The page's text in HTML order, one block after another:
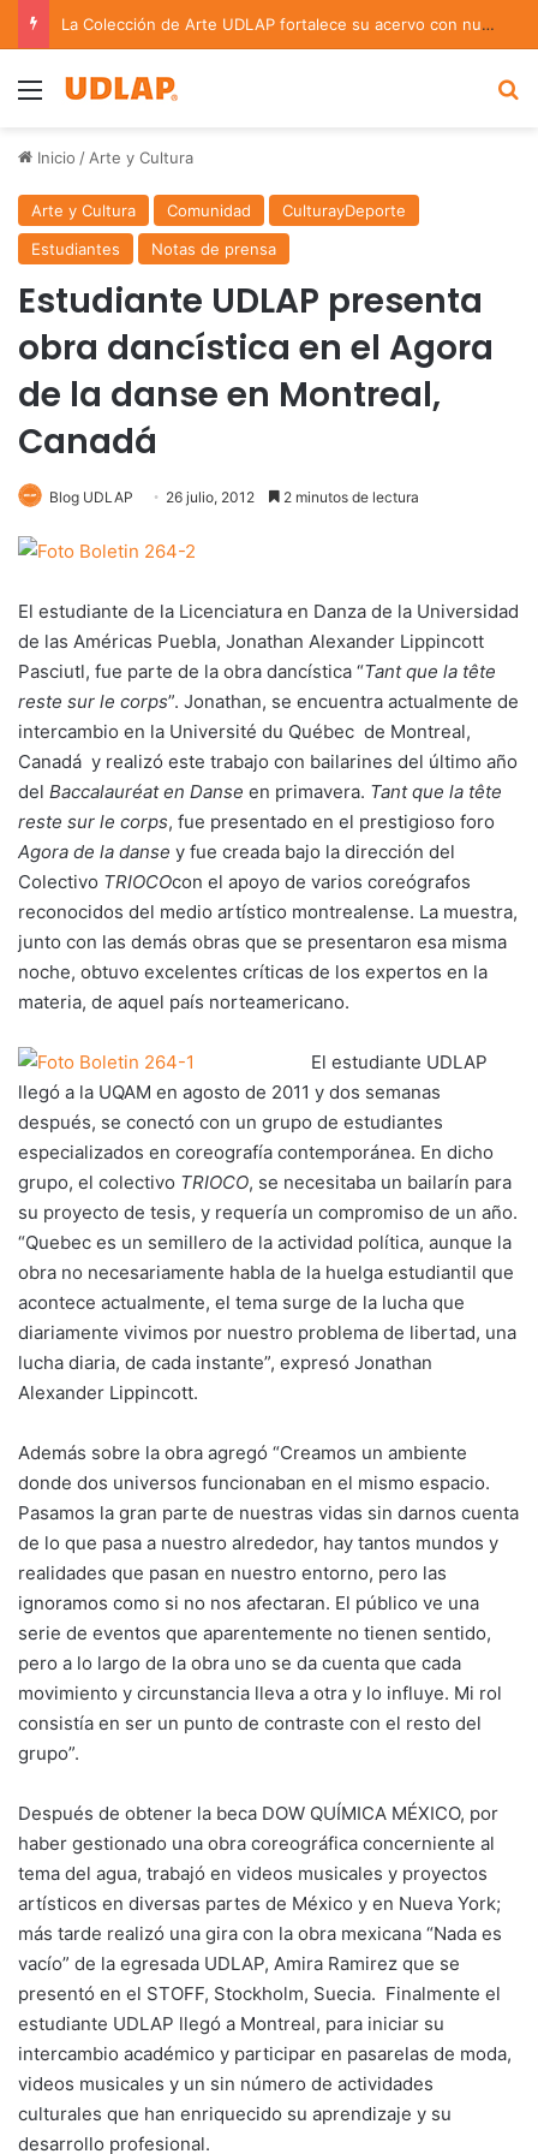
La Colección de Arte UDLAP fortalece su acervo con nuevas obras de artistas emergentes y consolidados
Menu
Inicio / Arte y Cultura
Arte y Cultura Comunidad
CulturayDeporte
Estudiantes
Notas de prensa
Estudiante UDLAP presenta
obra dancística en el Agora
de la danse en Montreal,
Canadá
Blog UDLAP 26 julio, 2012 2 minutos de lectura
El estudiante de la Licenciatura en Danza de la Universidad
de las Américas Puebla, Jonathan Alexander Lippincott
Pasciutl, fue parte de la obra dancística “Tant que la tête
reste sur le corps”. Jonathan, se encuentra actualmente de
intercambio en la Université du Québec de Montreal,
Canadá y realizó este trabajo con bailarines del último año
del Baccalauréat en Danse en primavera. Tant que la tête
reste sur le corps, fue presentado en el prestigioso foro
Agora de la danse y fue creada bajo la dirección del
Colectivo TRIOCOcon el apoyo de varios coreógrafos
reconocidos del medio artístico montrealense. La muestra,
junto con las demás obras que se presentaron esa misma
noche, obtuvo excelentes críticas de los expertos en la
materia, de aquel país norteamericano.
El estudiante UDLAP
llegó a la UQAM en agosto de 2011 y dos semanas
después, se conectó con un grupo de estudiantes
especializados en coreografía contemporánea. En dicho
grupo, el colectivo TRIOCO, se necesitaba un bailarín para
su proyecto de tesis, y requería un compromiso de un año.
“Quebec es un semillero de la actividad política, aunque la
obra no necesariamente habla de la huelga estudiantil que
acontece actualmente, el tema surge de la lucha que
diariamente vivimos por nuestro problema de libertad, una
lucha diaria, de cada instante”, expresó Jonathan
Alexander Lippincott.
Además sobre la obra agregó “Creamos un ambiente
donde dos universos funcionaban en el mismo espacio.
Pasamos la gran parte de nuestras vidas sin darnos cuenta
de lo que pasa a nuestro alrededor, hay tantos mundos y
realidades que pasan en nuestro entorno, pero las
ignoramos como si no nos afectaran. El público ve una
serie de eventos que aparentemente no tienen sentido,
pero a lo largo de la obra uno se da cuenta que cada
movimiento y circunstancia lleva a otra y lo influye. Mi rol
consistía en ser un punto de contraste con el resto del
grupo”.
Después de obtener la beca DOW QUÍMICA MÉXICO, por
haber gestionado una obra coreográfica concerniente al
tema del agua, trabajó en videos musicales y proyectos
artísticos en diversas partes de México y en Nueva York;
más tarde realizó una gira con la obra mexicana “Nada es
vacío” de la egresada UDLAP, Amira Ramirez que se
presentó en el STOFF, Stockholm, Suecia. Finalmente el
estudiante UDLAP llegó a Montreal, para iniciar su
intercambio académico y participar en pasarelas de moda,
videos musicales y un sin número de actividades
culturales que han enriquecido su aprendizaje y su
desarrollo profesional.